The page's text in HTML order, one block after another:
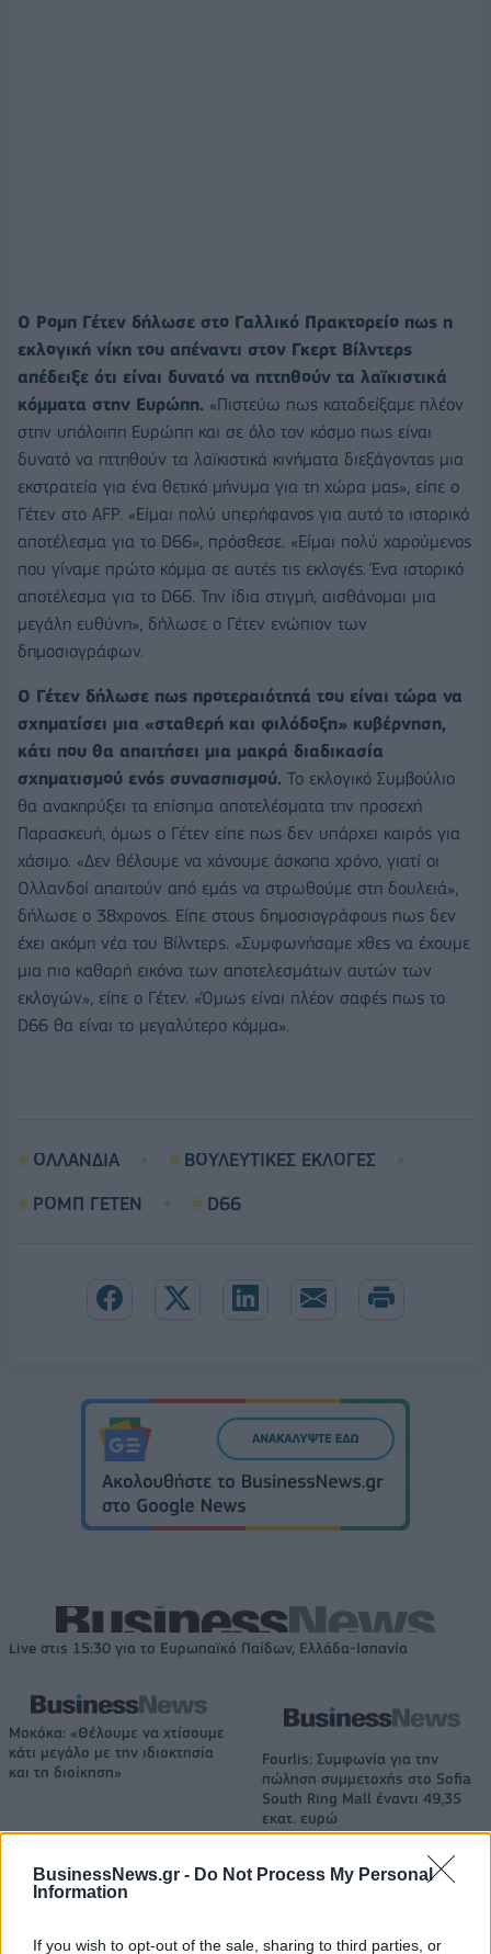
BusinessNews.gr - Do Not Process My Personal
Information
If you wish to opt-out of the sale, sharing to third parties, or
Ο Ρομπ Γέτεν δήλωσε στο Γαλλικό Πρακτορείο πως η
εκλογική νίκη του απέναντι στον Γκερτ Βίλντερς
απέδειξε ότι είναι δυνατό να ηττηθούν τα λαϊκιστικά
κόμματα στην Ευρώπη. «Πιστεύω πως καταδείξαμε πλέον
στην υπόλοιπη Ευρώπη και σε όλο τον κόσμο πως είναι
δυνατό να ηττηθούν τα λαϊκιστικά κινήματα διεξάγοντας μια
εκστρατεία για ένα θετικό μήνυμα για τη χώρα μας», είπε ο
Γέτεν στο AFP. «Είμαι πολύ υπερήφανος για αυτό το ιστορικό
αποτέλεσμα για το D66», πρόσθεσε. «Είμαι πολύ χαρούμενος
που γίναμε πρώτο κόμμα σε αυτές τις εκλογές. Ένα ιστορικό
αποτέλεσμα για το D66. Την ίδια στιγμή, αισθάνομαι μια
μεγάλη ευθύνη», δήλωσε ο Γέτεν ενώπιον των
δημοσιογράφων.
Ο Γέτεν δήλωσε πως προτεραιότητά του είναι τώρα να
σχηματίσει μια «σταθερή και φιλόδοξη» κυβέρνηση,
κάτι που θα απαιτήσει μια μακρά διαδικασία
σχηματισμού ενός συνασπισμού. Το εκλογικό Συμβούλιο
θα ανακηρύξει τα επίσημα αποτελέσματα την προσεχή
Παρασκευή, όμως ο Γέτεν είπε πως δεν υπάρχει καιρός για
χάσιμο. «Δεν θέλουμε να χάνουμε άσκοπα χρόνο, γιατί οι
Ολλανδοί απαιτούν από εμάς να στρωθούμε στη δουλειά»,
δήλωσε ο 38χρονος. Είπε στους δημοσιογράφους πως δεν
έχει ακόμη νέα του Βίλντερς. «Συμφωνήσαμε χθες να έχουμε
μια πιο καθαρή εικόνα των αποτελεσμάτων αυτών των
εκλογών», είπε ο Γέτεν. «Όμως είναι πλέον σαφές πως το
D66 θα είναι το μεγαλύτερο κόμμα».
ΟΛΛΑΝΔΙΑ
ΒΟΥΛΕΥΤΙΚΕΣ ΕΚΛΟΓΕΣ
ΡΟΜΠ ΓΕΤΕΝ
D66
Live στις 15:30 για το Ευρωπαϊκό Παίδων, Ελλάδα-Ισπανία
Μοκόκα: «Θέλουμε να χτίσουμε
κάτι μεγάλο με την ιδιοκτησία
και τη διοίκηση»
Fourlis: Συμφωνία για την
πώληση συμμετοχής στο Sofia
South Ring Mall έναντι 49,35
εκατ. ευρώ
Β.Σ. Καρούλιας: Τζίρος 98,7 εκατ. ευρώ και αύξηση κερδών 57% - Τα